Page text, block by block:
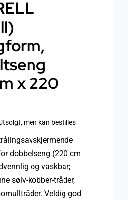
x 220
men kan bestilles
dobbelseng (220 cm
og vaskbar;
sølv-kobber-tråder,
Veldig god